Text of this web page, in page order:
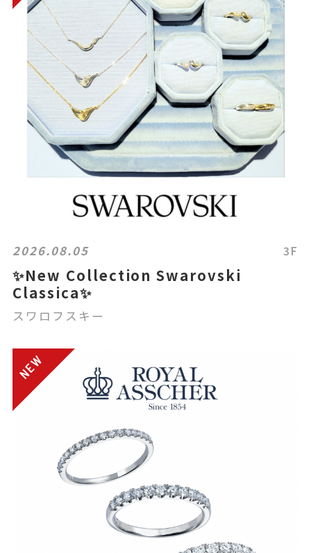
2026.08.05 3F
✨New Collection Swarovski
Classica✨
スワロフスキー